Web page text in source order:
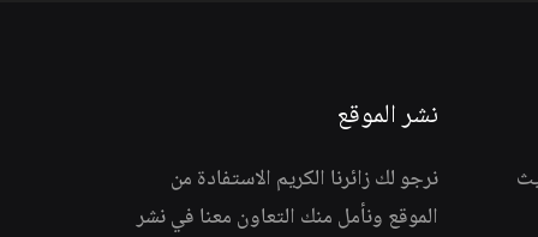
نشر الموقع
نرجو لك زائرنا الكريم الاستفادة من
الموقع ونأمل منك التعاون معنا في نشر